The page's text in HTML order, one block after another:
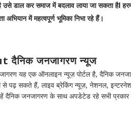
उसे डाल कर समाज में बदलाव लाया जा सकता हैl
में महत्वपूर्ण भूमिका निभा रहे हैं।
दैनिक जनजागरण न्यूज
यह एक ऑनलाइन न्यूज़ पोर्टल है, दैनिक
पढ़ सकते हैं, लाइव ब्रेकिंग न्यूज़, नेशनल,
दैनिक जनजागरण के साथ अपडेटेड रहे सभी